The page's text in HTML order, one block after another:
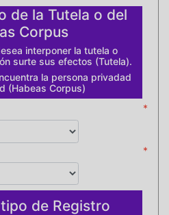
de la Tutela o del
Corpus
interponer la tutela o
surte sus efectos (Tutela).
la persona privadad
(Habeas Corpus)
de Registro